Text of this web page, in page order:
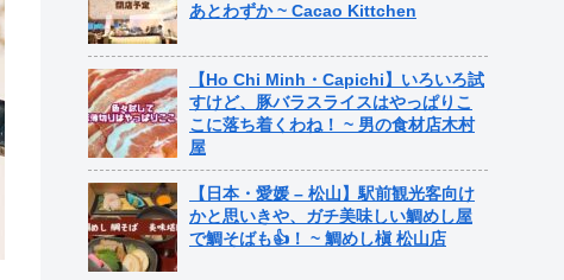
あとわずか ~ Cacao Kittchen
【Ho Chi Minh・Capichi】いろいろ試
すけど、豚バラスライスはやっぱりこ
こに落ち着くわね！ ~ 男の食材店木村
屋
【日本・愛媛 – 松山】駅前観光客向け
かと思いきや、ガチ美味しい鯛めし屋
で鯛そばも👍！ ~ 鯛めし槇 松山店